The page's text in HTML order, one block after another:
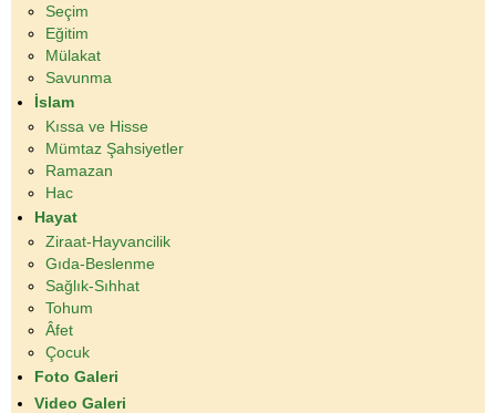
Seçim
Eğitim
Mülakat
Savunma
İslam
Kıssa ve Hisse
Mümtaz Şahsiyetler
Ramazan
Hac
Hayat
Ziraat-Hayvancilik
Gıda-Beslenme
Sağlık-Sıhhat
Tohum
Âfet
Çocuk
Foto Galeri
Video Galeri